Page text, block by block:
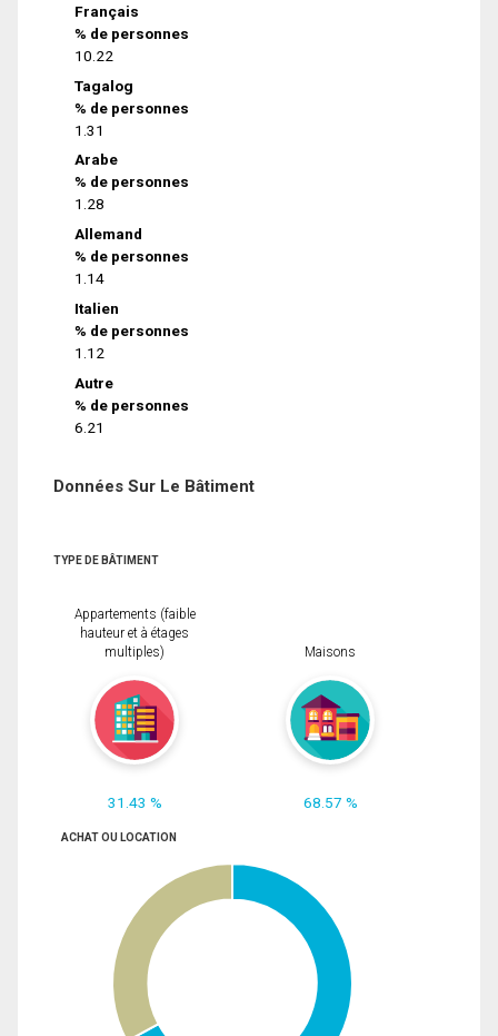
Français
% de personnes
10.22
Tagalog
% de personnes
1.31
Arabe
% de personnes
1.28
Allemand
% de personnes
1.14
Italien
% de personnes
1.12
Autre
% de personnes
6.21
Données Sur Le Bâtiment
TYPE DE BÂTIMENT
Appartements (faible
hauteur et à étages
multiples)
31.43 %
Maisons
68.57 %
ACHAT OU LOCATION